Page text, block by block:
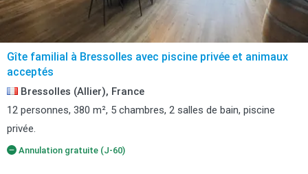
Gîte familial à Bressolles avec piscine privée et animaux
acceptés
Bressolles (Allier), France
12 personnes, 380 m², 5 chambres, 2 salles de bain, piscine
privée.
Annulation gratuite (J-60)